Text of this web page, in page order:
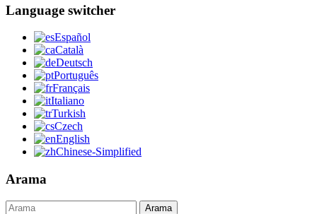
Language switcher
Español
Català
Deutsch
Português
Français
Italiano
Turkish
Czech
English
Chinese-Simplified
Arama
Arama